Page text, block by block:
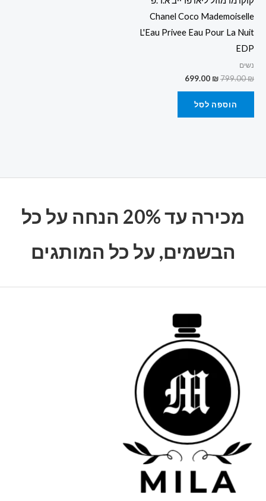
Chanel Coco Mademoiselle
L'Eau Privee Eau Pour La Nuit
EDP
נשים
799.00₪
699.00 ₪
הוספה לסל
מכירה עד 20% הנחה על כל
הבשמים, על כל המותגים